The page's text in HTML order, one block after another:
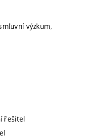
výzkum,
řešitel